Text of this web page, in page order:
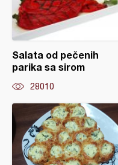
Salata od pečenih
parika sa sirom
28010